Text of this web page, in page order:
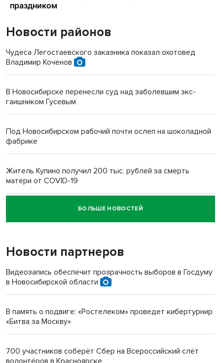
Новости районов
Чудеса Легостаевского заказника показал охотовед
Владимир Коченов
В Новосибирске перенесли суд над заболевшим экс-
гаишником Гусевым
Под Новосибирском рабочий почти ослеп на шоколадной
фабрике
Житель Купино получил 200 тыс. рублей за смерть
матери от COVID-19
Новосибирский суд наказал водителя за смерть
пенсионерки на вокзале
«Мы живём на пастбище!»: в новосибирском селе лошади
терроризируют жителей
Инвалид получил условный срок за избиение врачей
Новосибирский преподаватель с женой вошли в топ-16
БОЛЬШЕ НОВОСТЕЙ
Новости партнеров
Видеозапись обеспечит прозрачность выборов в Госдуму
в Новосибирской области
В память о подвиге: «Ростелеком» проведет кибертурнир
«Битва за Москву»
700 участников соберёт Сбер на Всероссийский слёт
волонтёров в Красноярске